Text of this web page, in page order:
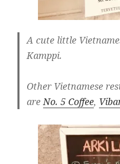
A cute little
Kamppi.
Other Vietnamese
areNo. 5 Coffee,